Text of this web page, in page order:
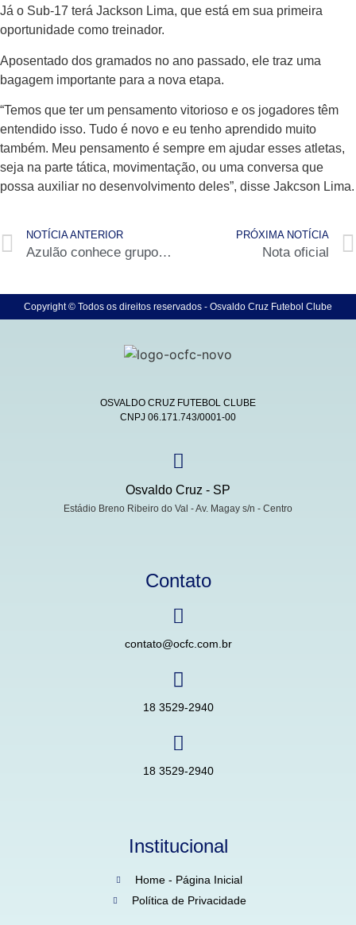
Já o Sub-17 terá Jackson Lima, que está em sua primeira
oportunidade como treinador.
Aposentado dos gramados no ano passado, ele traz uma
bagagem importante para a nova etapa.
“Temos que ter um pensamento vitorioso e os jogadores têm
entendido isso. Tudo é novo e eu tenho aprendido muito
também. Meu pensamento é sempre em ajudar esses atletas,
seja na parte tática, movimentação, ou uma conversa que
possa auxiliar no desenvolvimento deles”, disse Jakcson Lima.
NOTÍCIA ANTERIOR
Azulão conhece grupos do Sub-15 e Sub-17
PRÓXIMA NOTÍCIA
Nota oficial
Copyright © Todos os direitos reservados - Osvaldo Cruz Futebol Clube
OSVALDO CRUZ FUTEBOL CLUBE
CNPJ 06.171.743/0001-00
Osvaldo Cruz - SP
Estádio Breno Ribeiro do Val - Av. Magay s/n - Centro
Contato
contato@ocfc.com.br
18 3529-2940
18 3529-2940
Institucional
Home - Página Inicial
Política de Privacidade